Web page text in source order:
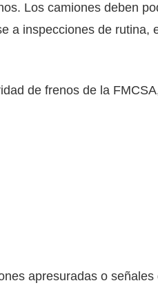
Los camiones deben
a inspecciones de rutina,
de frenos de la
apresuradas o